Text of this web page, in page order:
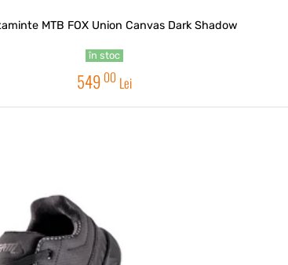
MTB FOX Union Canvas Dark Shadow
în stoc
549 00 Lei